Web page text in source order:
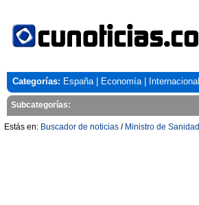
Categorías: España| Economía| Internacional
Subcategorías:
Estás en: Buscador de noticias / Ministro de Sanidad